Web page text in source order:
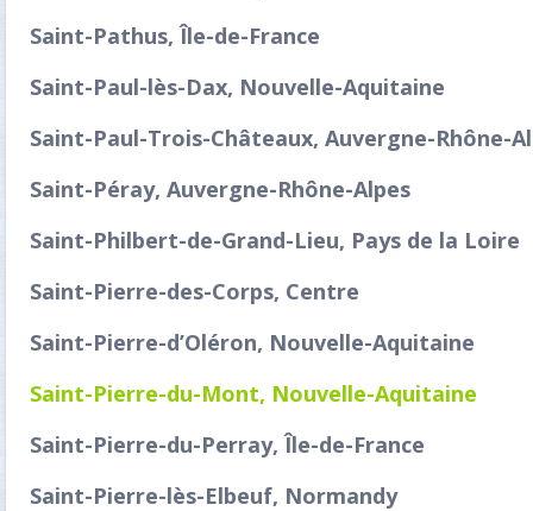
Saint-Pathus, Île-de-France
Saint-Paul-lès-Dax, Nouvelle-Aquitaine
Saint-Paul-Trois-Châteaux, Auvergne-Rhône-
Saint-Péray, Auvergne-Rhône-Alpes
Saint-Philbert-de-Grand-Lieu, Pays de la Loire
Saint-Pierre-des-Corps, Centre
Saint-Pierre-d’Oléron, Nouvelle-Aquitaine
Saint-Pierre-du-Mont, Nouvelle-Aquitaine
Saint-Pierre-du-Perray, Île-de-France
Saint-Pierre-lès-Elbeuf, Normandy